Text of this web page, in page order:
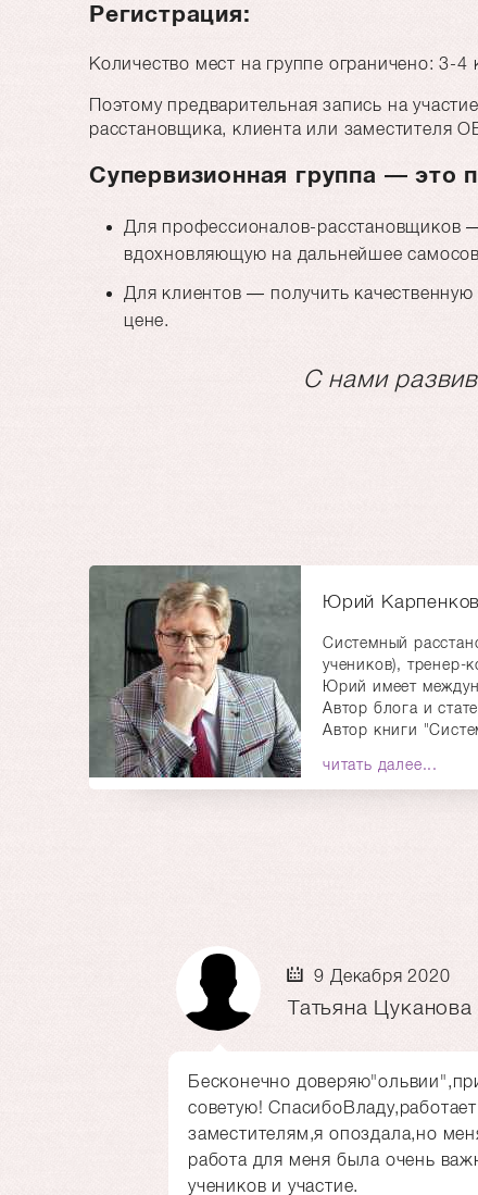
Регистрация:
Количество мест на группе ограничено: 3-
Поэтому предварительная запись на
расстановщика, клиента или заместителя
Супервизионная группа — это
Для профессионалов-расстановщиков
вдохновляющую на дальнейшее
Для клиентов — получить
цене.
С нами
Юрий Карпенков
Системный
учеников), тренер-
Юрий имеет
Автор блога и
Автор книги
читать далее...
9 Декабря 2020
Татьяна Цуканова
Бесконечно
советую!
заместителям,я опоздала,но
работа для меня была очень
учеников и участие.